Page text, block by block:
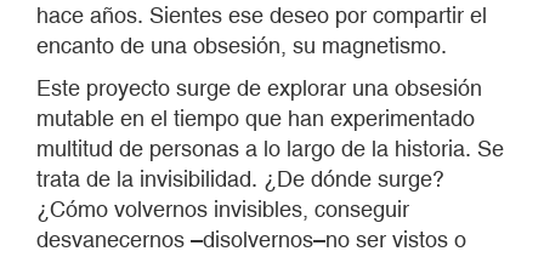
hace años. Sientes ese deseo por compartir el
encanto de una obsesión, su magnetismo.
Este proyecto surge de explorar una obsesión
mutable en el tiempo que han experimentado
multitud de personas a lo largo de la historia. Se
trata de la invisibilidad. ¿De dónde surge?
¿Cómo volvernos invisibles, conseguir
desvanecernos –disolvernos–no ser vistos o